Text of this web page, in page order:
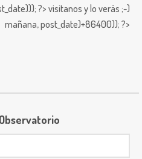
?>visitanos y lo verás ;-)
mañana,post_date)+86400)); ?>